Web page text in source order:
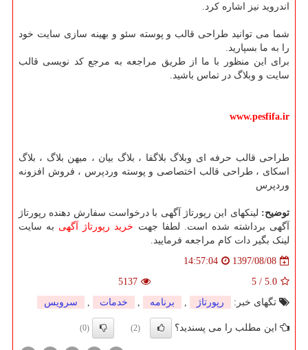
اندروید نیز اشاره کرد.
شما می توانید طراحی قالب و پوسته سئو و بهینه سازی سایت خود
را به ما بسپارید.
برای این منظور با ما از طریق مراجعه به مرجع کد نویسی قالب
سایت و وبلاگ در تماس باشید.
www.pesfifa.ir
طراحی قالب حرفه ای وبلاگ بلاگفا ، بلاگ بیان ، میهن بلاگ ، بلاگ
اسکای ، طراحی قالب اختصاصی و پوسته وردپرس ، فروش افزونه
وردپرس
توضیح: لینکهای این رپورتاژ آگهی با درخواست سفارش دهنده رپورتاژ
آگهی برداشته شده است. لطفا جهت خرید رپورتاژ آگهی به سایت
لینک بگیر دات کام مراجعه فرمایید.
1397/08/08
14:57:04
5.0
/
5
5137
تگهای خبر:
رپورتاژ , برنامه , خدمات , سرویس
این مطلب را می پسندید؟ (2)
(0)